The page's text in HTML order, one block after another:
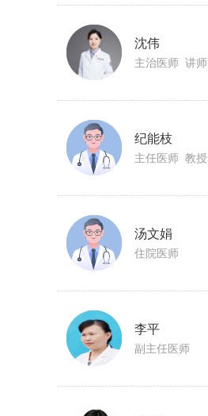
沈伟
主治医师 讲师
纪能枝
主任医师 教授
汤文娟
住院医师
李平
副主任医师